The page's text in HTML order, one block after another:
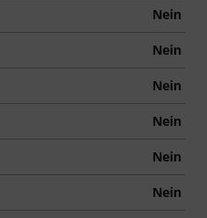
Nein
Nein
Nein
Nein
Nein
Nein